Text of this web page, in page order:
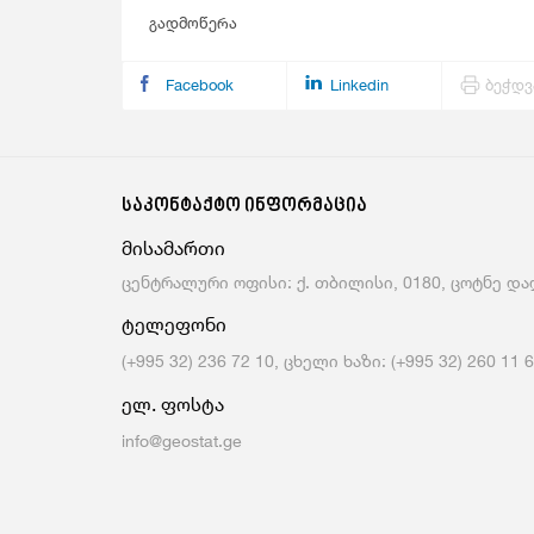
გადმოწერა
Facebook Linkedin
საკონტაქტო ინფორმაცია
მისამართი
ცენტრალური ოფისი: ქ. თბილისი, 0180, ცოტნე
ტელეფონი
(+995 32) 236 72 10, ცხელი ხაზი: (+995 32) 260 11
ელ. ფოსტა
info@geostat.ge